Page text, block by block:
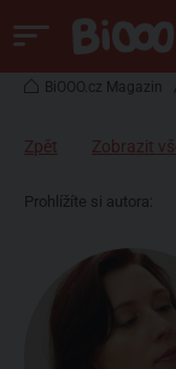
BiOOO.cz Magazin /
Zpět Zobrazit
Prohlížíte si autora: